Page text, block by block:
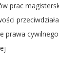
prac
prawa